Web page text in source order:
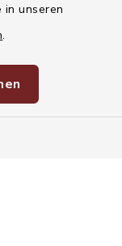
in unseren
.